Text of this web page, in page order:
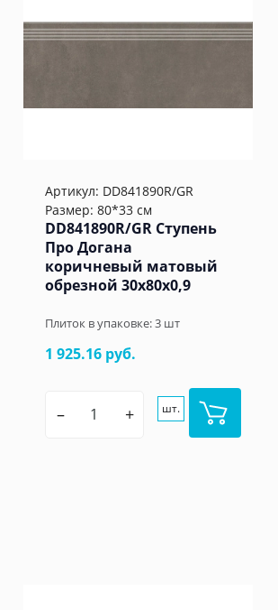
Артикул: DD841890R/GR
Размер: 80*33 см
DD841890R/GR Ступень
Про Догана
коричневый матовый
обрезной 30x80x0,9
Плиток в упаковке:3 шт
1 925.16 руб.
– + шт.